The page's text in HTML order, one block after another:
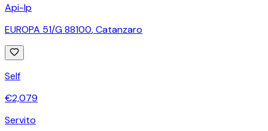
Api-Ip
EUROPA 51/G 88100,Catanzaro
Self
€2,079
Servito